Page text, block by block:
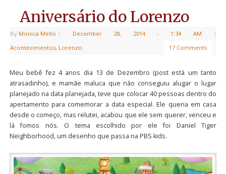
Aniversário do Lorenzo
By Monica Mello | December 28, 2014 - 1:34 AM
|
Acontecimentos, Lorenzo 17 Comments
Meu bebê fez 4 anos dia 13 de Dezembro (post está um tanto
atrasadinho), e mamãe maluca que não conseguiu alugar o lugar
planejado na data planejada, teve que colocar 40 pessoas dentro do
apertamento para comemorar a data especial. Ele queria em casa
desde o começo, mas relutei, acabou que ele sem querer, venceu e
lá fomos nós. O tema escolhido por ele foi Daniel Tiger
Neighborhood, um desenho que passa na PBS kids.